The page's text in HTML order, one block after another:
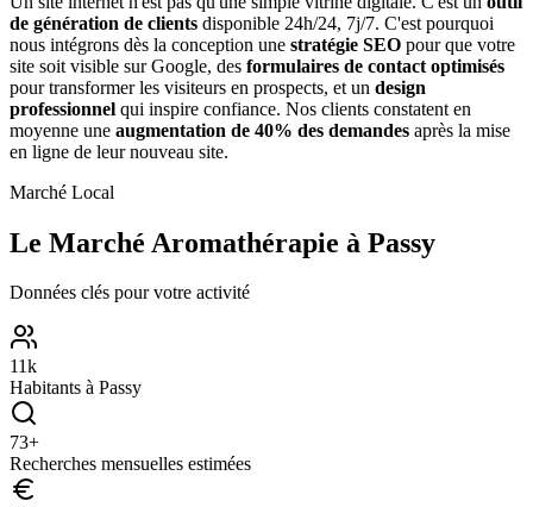
de génération de clients disponible 24h/24, 7j/7. C'est pourquoi
nous intégrons dès la conception une stratégie SEO pour que votre
site soit visible sur Google, des formulaires de contact optimisés
pour transformer les visiteurs en prospects, et un design
professionnel qui inspire confiance. Nos clients constatent en
moyenne une augmentation de 40% des demandes après la mise
en ligne de leur nouveau site.
Marché Local
Le Marché Aromathérapie à Passy
Données clés pour votre activité
11k
Habitants à Passy
73+
Recherches mensuelles estimées